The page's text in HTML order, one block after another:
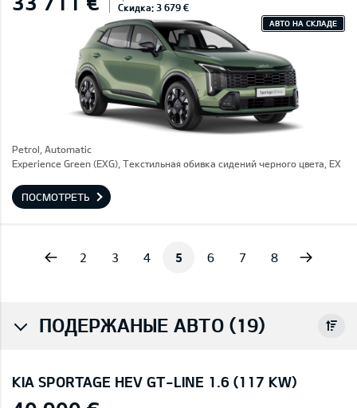
Скидка: 3 679 €
АВТО НА СКЛАДЕ
Petrol, Automatic
Experience Green (EXG), Текстильная обивка сидений черного цвета, EX
ПОСМОТРЕТЬ
2 3 4 5 6 7 8
ПОДЕРЖАНЫЕ АВТО (19)
KIA SPORTAGE HEV GT-LINE 1.6 (117 KW)